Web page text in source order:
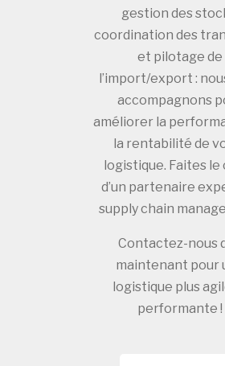
gestion des
coordination des
et pilotage de
l’import/export :
accompagnons
améliorer la
la rentabilité de
logistique. Faites le
d’un partenaire
supply chain
Contactez-nous
maintenant pour
logistique plus
performante !